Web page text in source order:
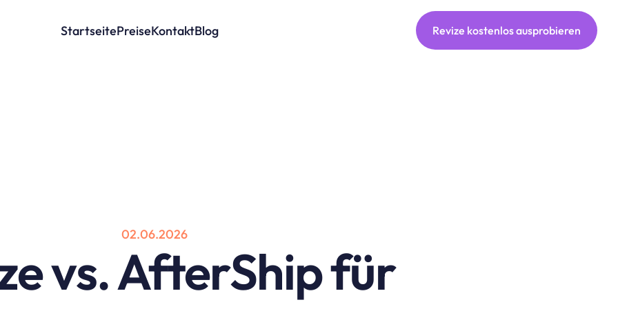
StartseitePreiseKontaktBlog Revize kostenlos ausprobieren
02.06.2026
vs. AfterShip für